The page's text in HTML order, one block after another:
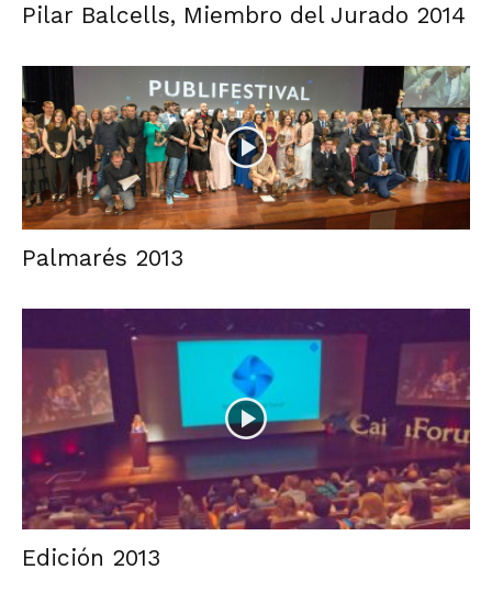
Pilar Balcells, Miembro del Jurado 2014
Palmarés 2013
Edición 2013